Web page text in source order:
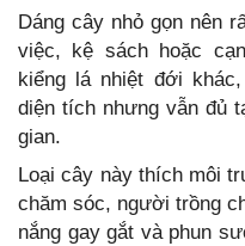
Dáng cây nhỏ gọn nên
việc, kệ sách hoặc
kiểng lá nhiệt đới
diện tích nhưng vẫn đủ
gian.
Loại cây này thích môi
chăm sóc, người trồng
nắng gay gắt và phun